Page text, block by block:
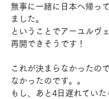
無事に一緒に日本へ帰っ
ました。
ということでアーユルヴ
再開できそうです！
これが決まらなかったの
なかったのです。。
もし、あと4日遅れていた